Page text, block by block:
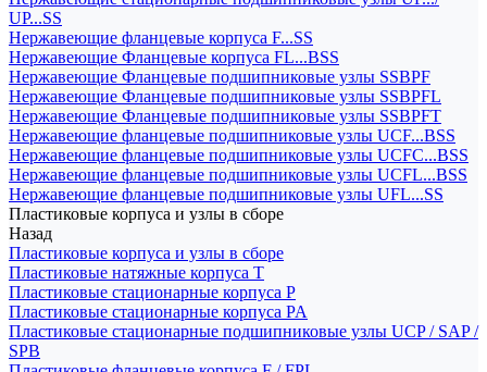
UP...SS
Нержавеющие фланцевые корпуса F...SS
Нержавеющие Фланцевые корпуса FL...BSS
Нержавеющие Фланцевые подшипниковые узлы SSBPF
Нержавеющие Фланцевые подшипниковые узлы SSBPFL
Нержавеющие Фланцевые подшипниковые узлы SSBPFT
Нержавеющие фланцевые подшипниковые узлы UCF...BSS
Нержавеющие фланцевые подшипниковые узлы UCFC...BSS
Нержавеющие фланцевые подшипниковые узлы UCFL...BSS
Нержавеющие фланцевые подшипниковые узлы UFL...SS
Пластиковые корпуса и узлы в сборе
Назад
Пластиковые корпуса и узлы в сборе
Пластиковые натяжные корпуса T
Пластиковые стационарные корпуса P
Пластиковые стационарные корпуса PA
Пластиковые стационарные подшипниковые узлы UCP / SAP /
SPB